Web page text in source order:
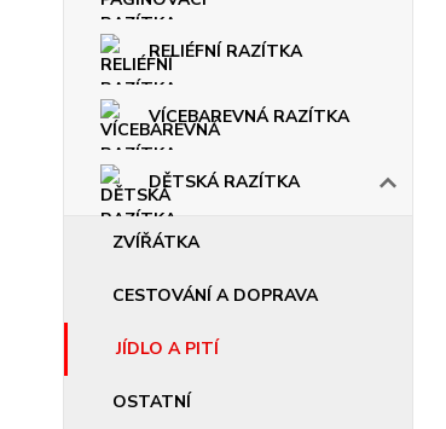
RELIÉFNÍ RAZÍTKA
VÍCEBAREVNÁ RAZÍTKA
DĚTSKÁ RAZÍTKA
ZVÍŘÁTKA
CESTOVÁNÍ A DOPRAVA
JÍDLO A PITÍ
OSTATNÍ